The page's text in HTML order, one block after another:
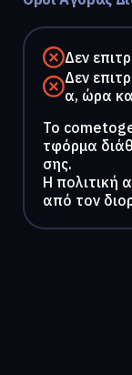
Δεν
Δεν
α, ώρα
To
τφόρμα
σης.
Η πολιτική
από τον